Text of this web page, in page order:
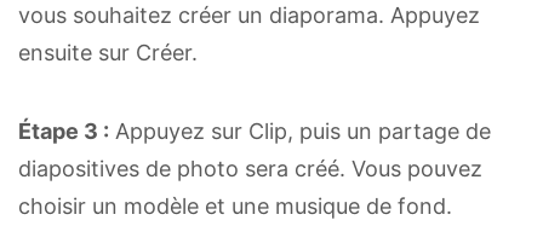
vous souhaitez créer un diaporama. Appuyez
ensuite sur Créer.
Étape 3 : Appuyez sur Clip, puis un partage de
diapositives de photo sera créé. Vous pouvez
choisir un modèle et une musique de fond.